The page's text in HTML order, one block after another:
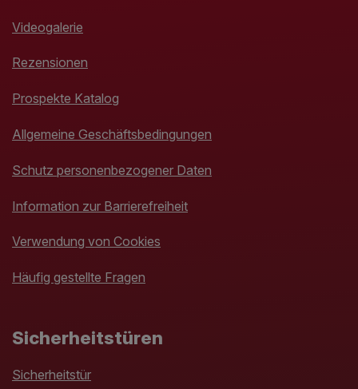
Videogalerie
Rezensionen
Prospekte Katalog
Allgemeine Geschäftsbedingungen
Schutz personenbezogener Daten
Information zur Barrierefreiheit
Verwendung von Cookies
Häufig gestellte Fragen
Sicherheitstüren
Sicherheitstür